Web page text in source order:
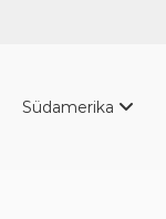
Südamerika